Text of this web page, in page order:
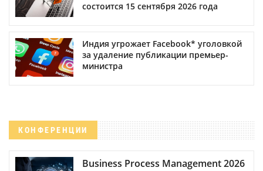
состоится 15 сентября 2026 года
Индия угрожает Facebook* уголовкой
за удаление публикации премьер-
министра
КОНФЕРЕНЦИИ
Business Process Management 2026